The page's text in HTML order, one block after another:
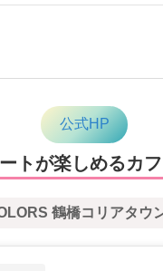
公式HP
トが楽しめるカ
鶴橋コリアタウ